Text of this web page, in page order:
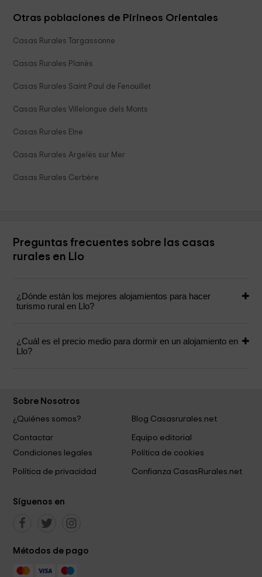
Otras poblaciones de Pirineos Orientales
Casas Rurales Targassonne
Casas Rurales Planès
Casas Rurales Saint Paul de Fenouillet
Casas Rurales Villelongue dels Monts
Casas Rurales Elne
Casas Rurales Argelès sur Mer
Casas Rurales Cerbère
Preguntas frecuentes sobre las casas
rurales en Llo
¿Dónde están los mejores alojamientos para hacer
turismo rural en Llo?
¿Cuál es el precio medio para dormir en un alojamiento en
Llo?
Sobre Nosotros
¿Quiénes somos?
Blog Casasrurales.net
Contactar
Equipo editorial
Condiciones legales
Política de cookies
Política de privacidad Confianza CasasRurales.net
Síguenos en
Métodos de pago